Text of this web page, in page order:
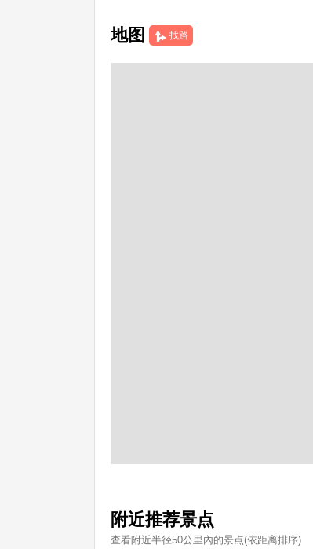
地图 找路
附近推荐景点
查看附近半径50公里內的景点(依距离排序)